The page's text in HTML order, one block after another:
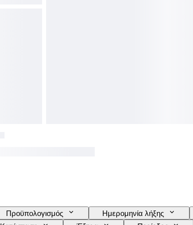
Προϋπολογισμός Ημερομηνία λήξης